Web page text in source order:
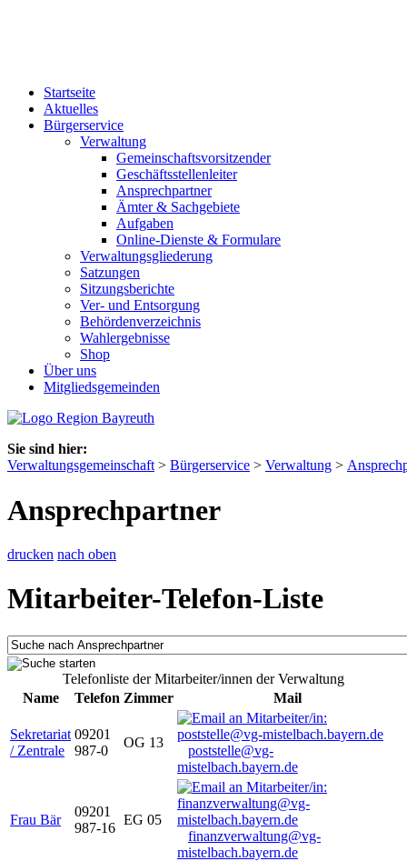
Startseite
Aktuelles
Bürgerservice
Verwaltung
Gemeinschaftsvorsitzender
Geschäftsstellenleiter
Ansprechpartner
Ämter & Sachgebiete
Aufgaben
Online-Dienste & Formulare
Verwaltungsgliederung
Satzungen
Sitzungsberichte
Ver- und Entsorgung
Behördenverzeichnis
Wahlergebnisse
Shop
Über uns
Mitgliedsgemeinden
Sie sind hier:
Verwaltungsgemeinschaft > Bürgerservice > Verwaltung >
Ansprechpartner
drucken nach oben
Mitarbeiter-Telefon-Liste
Telefonliste der Mitarbeiter/innen der Verwaltung
Name
Telefon Zimmer Mail
Sekretariat
/ Zentrale
09201
987-0
OG 13
poststelle@vg-
mistelbach.bayern.de
Frau Bär
09201
987-16
EG 05
finanzverwaltung@vg-
mistelbach.bayern.de